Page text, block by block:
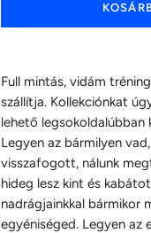
Full mintás, vidám
szállítja. Kollekciónkat
lehető legsokoldalúbban
Legyen az bármilyen
visszafogott, nálunk
hideg lesz kint és
nadrágjainkkal bármikor
egyéniséged. Legyen az